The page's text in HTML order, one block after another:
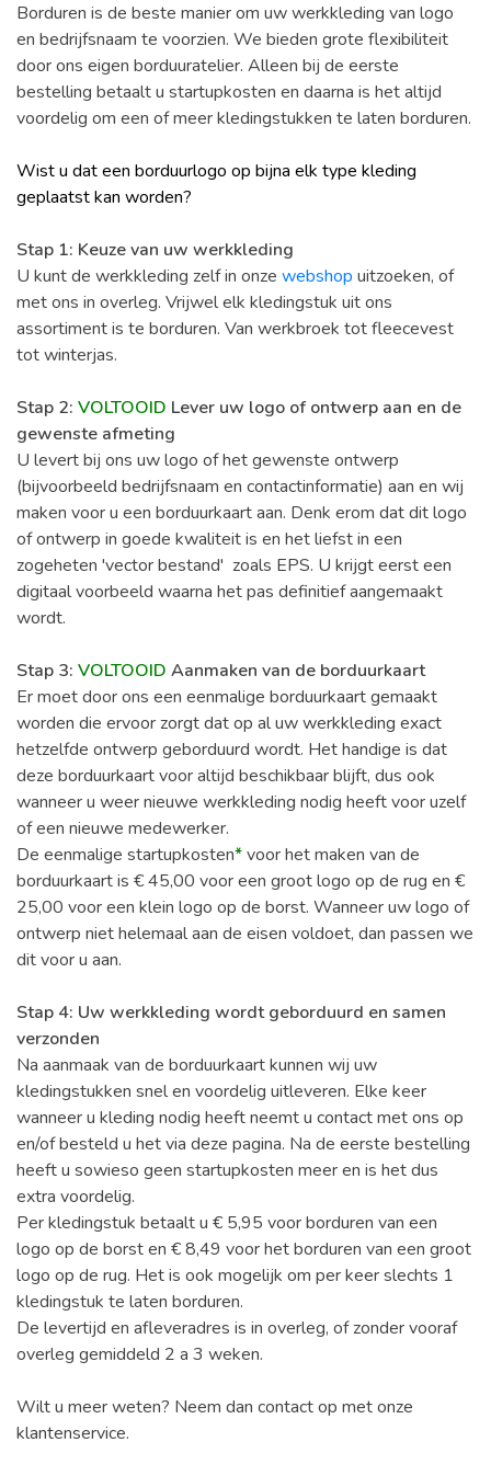
Borduren is de beste manier om uw werkkleding van logo
en bedrijfsnaam te voorzien. We bieden grote flexibiliteit
door ons eigen borduuratelier. Alleen bij de eerste
bestelling betaalt u startupkosten en daarna is het altijd
voordelig om een of meer kledingstukken te laten borduren.
Wist u dat een borduurlogo op bijna elk type kleding
geplaatst kan worden?
Stap 1: Keuze van uw werkkleding
U kunt de werkkleding zelf in onze webshop uitzoeken, of
met ons in overleg. Vrijwel elk kledingstuk uit ons
assortiment is te borduren. Van werkbroek tot fleecevest
tot winterjas.
Stap 2: VOLTOOID Lever uw logo of ontwerp aan en de
gewenste afmeting
U levert bij ons uw logo of het gewenste ontwerp
(bijvoorbeeld bedrijfsnaam en contactinformatie) aan en wij
maken voor u een borduurkaart aan. Denk erom dat dit logo
of ontwerp in goede kwaliteit is en het liefst in een
zogeheten 'vector bestand' zoals EPS. U krijgt eerst een
digitaal voorbeeld waarna het pas definitief aangemaakt
wordt.
Stap 3: VOLTOOID Aanmaken van de borduurkaart
Er moet door ons een eenmalige borduurkaart gemaakt
worden die ervoor zorgt dat op al uw werkkleding exact
hetzelfde ontwerp geborduurd wordt. Het handige is dat
deze borduurkaart voor altijd beschikbaar blijft, dus ook
wanneer u weer nieuwe werkkleding nodig heeft voor uzelf
of een nieuwe medewerker.
De eenmalige startupkosten*voor het maken van de
borduurkaart is € 45,00 voor een groot logo op de rug en €
25,00 voor een klein logo op de borst. Wanneer uw logo of
ontwerp niet helemaal aan de eisen voldoet, dan passen we
dit voor u aan.
Stap 4: Uw werkkleding wordt geborduurd en samen
verzonden
Na aanmaak van de borduurkaart kunnen wij uw
kledingstukken snel en voordelig uitleveren. Elke keer
wanneer u kleding nodig heeft neemt u contact met ons op
en/of besteld u het via deze pagina. Na de eerste bestelling
heeft u sowieso geen startupkosten meer en is het dus
extra voordelig.
Per kledingstuk betaalt u € 5,95 voor borduren van een
logo op de borst en € 8,49 voor het borduren van een groot
logo op de rug. Het is ook mogelijk om per keer slechts 1
kledingstuk te laten borduren.
De levertijd en afleveradres is in overleg, of zonder vooraf
overleg gemiddeld 2 a 3 weken.
Wilt u meer weten? Neem dan contact op met onze
klantenservice.